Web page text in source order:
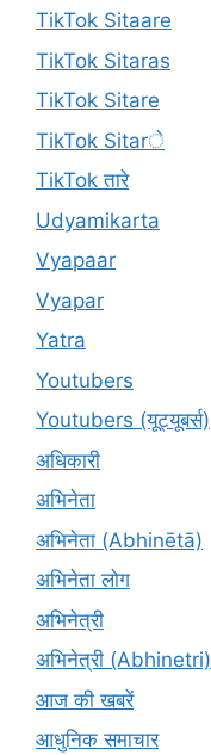
TikTok Sitaare
TikTok Sitaras
TikTok Sitare
TikTok Sitarे
TikTok तारे
Udyamikarta
Vyapaar
Vyapar
Yatra
Youtubers
Youtubers (यूट्यूबर्स)
अधिकारी
अभिनेता
अभिनेता (Abhinētā)
अभिनेता लोग
अभिनेत्री
अभिनेत्री (Abhinetri)
आज की खबरें
आधुनिक समाचार